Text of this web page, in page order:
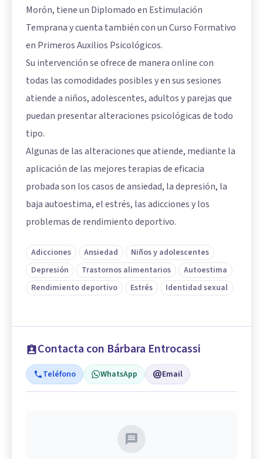
Morón, tiene un Diplomado en Estimulación
Temprana y cuenta también con un Curso Formativo
en Primeros Auxilios Psicológicos.
Su intervención se ofrece de manera online con
todas las comodidades posibles y en sus sesiones
atiende a niños, adolescentes, adultos y parejas que
puedan presentar alteraciones psicológicas de todo
tipo.
Algunas de las alteraciones que atiende, mediante la
aplicación de las mejores terapias de eficacia
probada son los casos de ansiedad, la depresión, la
baja autoestima, el estrés, las adicciones y los
problemas de rendimiento deportivo.
Adicciones Ansiedad
Niños y adolescentes
Depresión
Trastornos alimentarios
Autoestima
Rendimiento deportivo
Estrés Identidad sexual
Contacta con Bárbara Entrocassi
Teléfono WhatsApp Email